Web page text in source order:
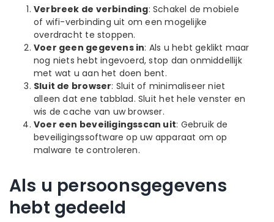
Verbreek de verbinding: Schakel de mobiele
of wifi-verbinding uit om een mogelijke
overdracht te stoppen.
Voer geen gegevens in: Als u hebt geklikt maar
nog niets hebt ingevoerd, stop dan onmiddellijk
met wat u aan het doen bent.
Sluit de browser: Sluit of minimaliseer niet
alleen dat ene tabblad. Sluit het hele venster en
wis de cache van uw browser.
Voer een beveiligingsscan uit: Gebruik de
beveiligingssoftware op uw apparaat om op
malware te controleren.
Als u persoonsgegevens
hebt gedeeld